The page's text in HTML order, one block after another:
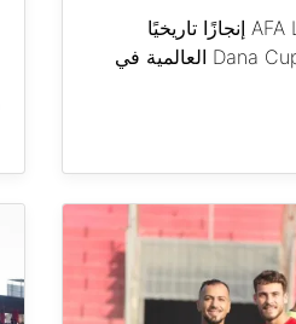
حقق فريق AFA Lebanon إنجازًا تاريخيًا
بإحرازه لقب بطولة Dana Cup العالمية في